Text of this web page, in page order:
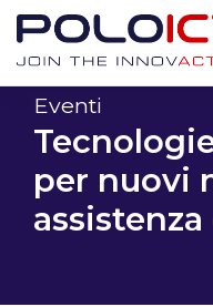
Skip
contentEventi
per nuovi
assistenza